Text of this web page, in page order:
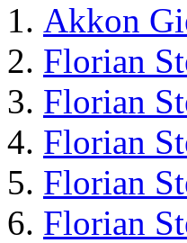
Akkon
Florian
Florian
Florian
Florian
Florian